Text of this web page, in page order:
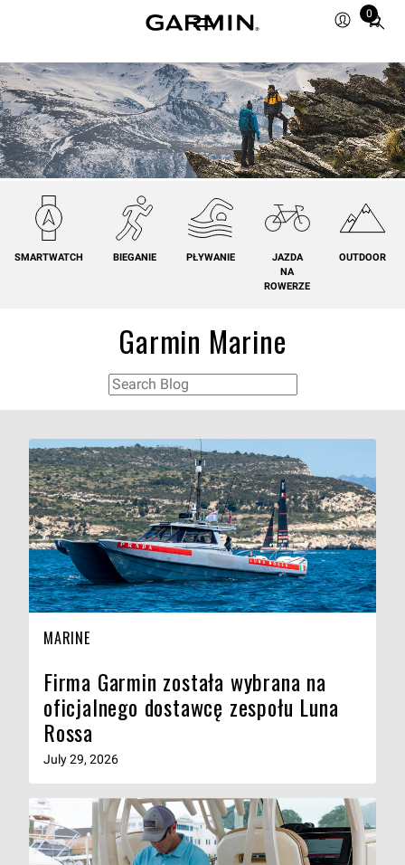
0
Total
in
cart:
0
SMARTWATCH BIEGANIE PŁYWANIE
JAZDA
NA
ROWERZE
OUTDOOR
Garmin Marine
MARINE
Firma Garmin została wybrana na
oficjalnego dostawcę zespołu Luna
Rossa
July 29, 2026